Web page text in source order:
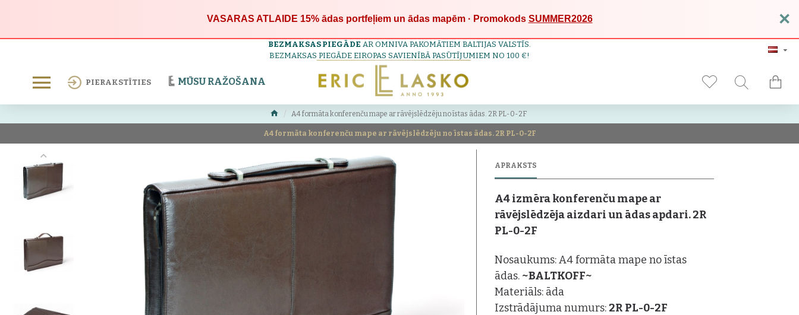
VASARAS ATLAIDE 15%ādas portfeļiem un ādas mapēm · Promokods SUMMER2026 ×
BEZMAKSAS PIEGĀDE AR OMNIVA PAKOMĀTIEM BALTIJAS VALSTĪS.
BEZMAKSAS PIEGĀDE EIROPAS SAVIENĪBĀ PASŪTĪJUMIEM NO 100 €!
PIERAKSTĪTIES MŪSU RAŽOŠANA
A4 formāta konferenču mape ar rāvējslēdzēju no īstas ādas. 2R PL-0-2F
A4 formāta konferenču mape ar rāvējslēdzēju no īstas ādas. 2R PL-0-2F
APRAKSTS
A4 izmēra konferenču mape ar
rāvējslēdzēja aizdari un ādas apdari. 2R
PL-0-2F
Nosaukums: A4 formāta mape no īstas
ādas. ~BALTKOFF~
Materiāls: āda
Izstrādājuma numurs: 2R PL-0-2F